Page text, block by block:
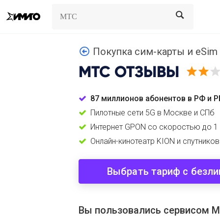
Search
Покупка сим-карты и
МТС ОТЗЫВЫ
87 миллионов абонентов в РФ и
Пилотные сети 5G в Москве и СПб
Интернет GPON со скоростью до 1
Онлайн-кинотеатр KION и
Выбрать тариф с
Вы пользовались сервисом